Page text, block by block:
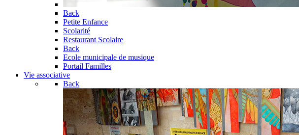
Back
Petite Enfance
Scolarité
Restaurant Scolaire
Back
Ecole municipale de musique
Portail Familles
Vie associative
Back